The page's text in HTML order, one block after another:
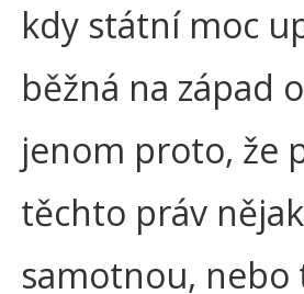
kdy státní moc
běžná na západ
jenom proto, že
těchto práv
samotnou, nebo